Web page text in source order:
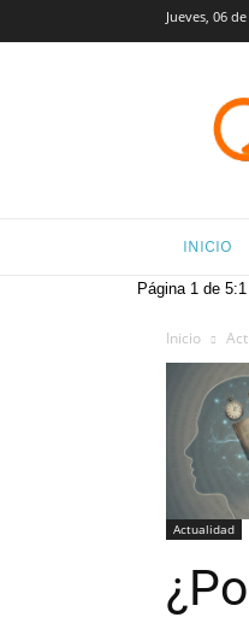
Jueves, 06
INICIO
Página 1 de 5:1
Inicio
Actualidad